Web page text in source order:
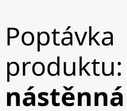
Poptávka
produktu:
nástěnná